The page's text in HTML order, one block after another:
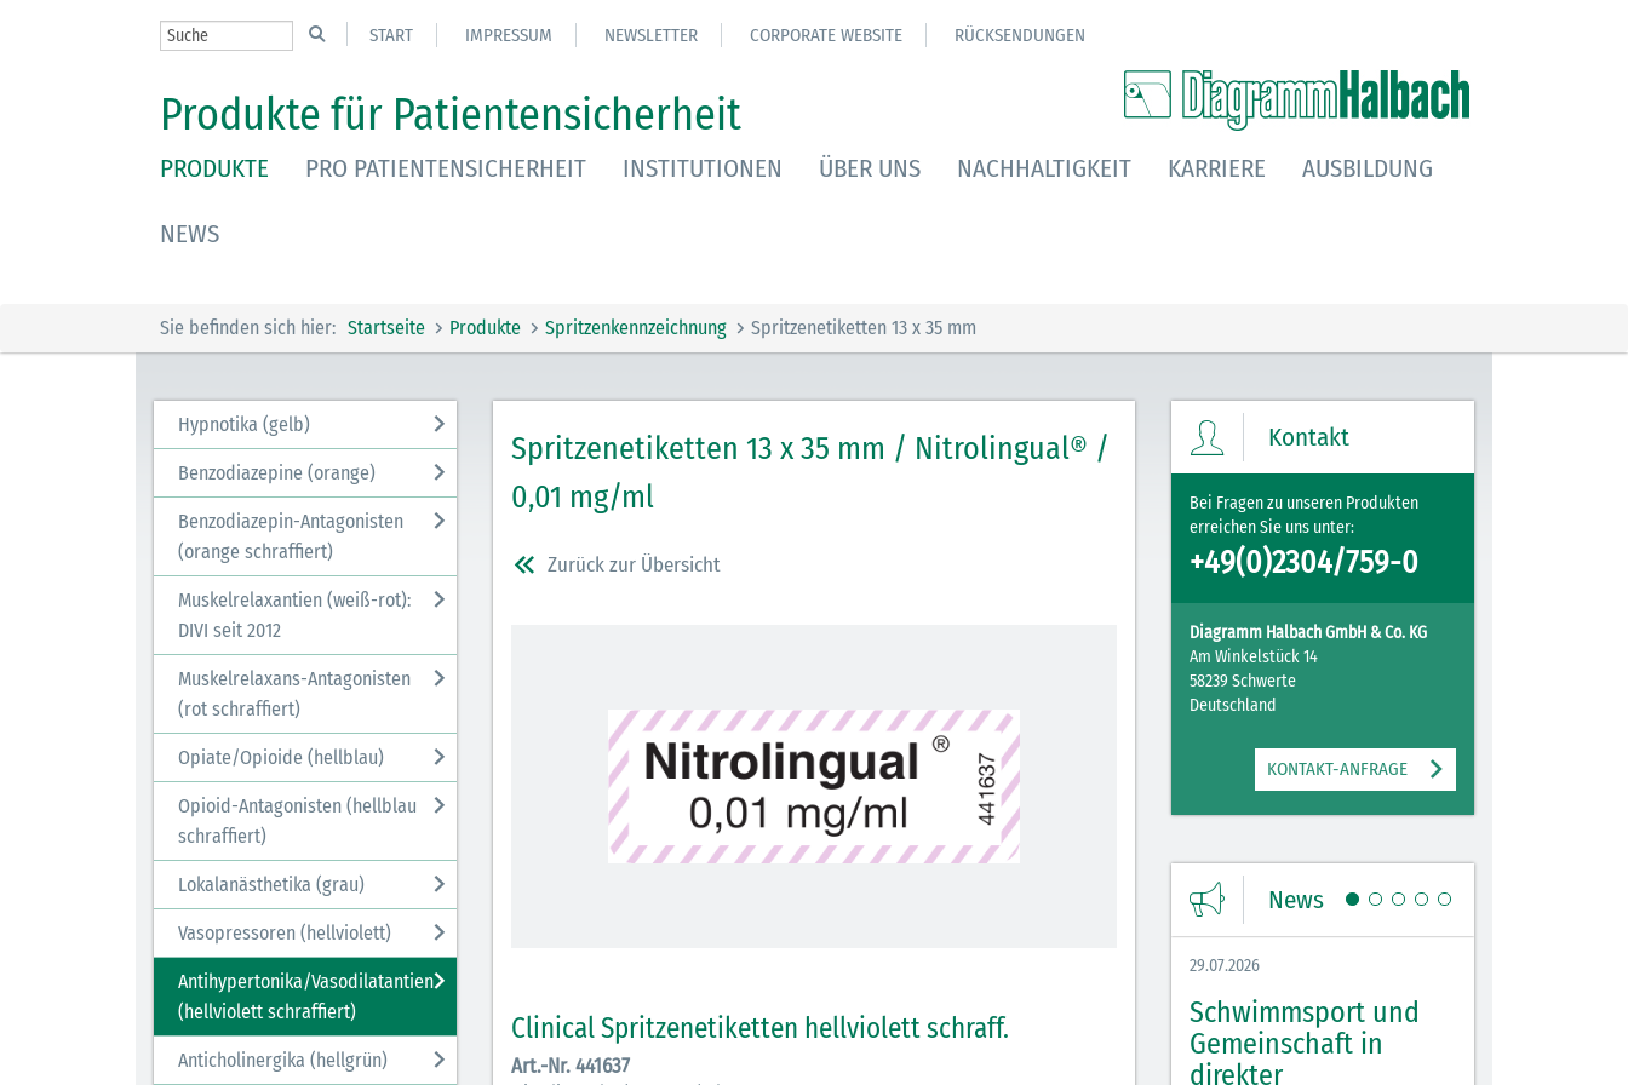
START IMPRESSUM NEWSLETTER CORPORATE WEBSITE RÜCKSENDUNGEN
Produkte für Patientensicherheit
PRODUKTE PRO PATIENTENSICHERHEIT INSTITUTIONEN ÜBER UNS NACHHALTIGKEIT KARRIERE AUSBILDUNG
NEWS
Sie befinden sich hier: Startseite Produkte Spritzenkennzeichnung Spritzenetiketten 13 x 35 mm
Hypnotika (gelb)
Benzodiazepine (orange)
Benzodiazepin-Antagonisten
(orange schraffiert)
Muskelrelaxantien (weiß-rot):
DIVI seit 2012
Muskelrelaxans-Antagonisten
(rot schraffiert)
Opiate/Opioide (hellblau)
Opioid-Antagonisten (hellblau
schraffiert)
Lokalanästhetika (grau)
Vasopressoren (hellviolett)
Antihypertonika/Vasodilatantien
(hellviolett schraffiert)
Anticholinergika (hellgrün)
Spritzenetiketten 13 x 35 mm / Nitrolingual® /
0,01 mg/ml
Zurück zur Übersicht
Clinical Spritzenetiketten hellviolett schraff.
Art.-Nr. 441637
Kontakt
Bei Fragen zu unseren Produkten
erreichen Sie uns unter:
+49(0)2304/759-0
Diagramm Halbach GmbH & Co. KG
Am Winkelstück 14
58239 Schwerte
Deutschland
KONTAKT-ANFRAGE
News
Ein ganzes
Berufsleben bei
29.07.2026
Schwimmsport und
Gemeinschaft in
direkter